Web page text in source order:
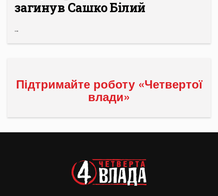
загинув Сашко Білий
...
Підтримайте роботу «Четвертої
влади»